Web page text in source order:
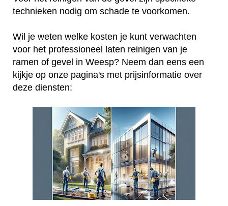
technieken nodig om schade te voorkomen.
Wil je weten welke kosten je kunt verwachten
voor het professioneel laten reinigen van je
ramen of gevel in Weesp? Neem dan eens een
kijkje op onze pagina's met prijsinformatie over
deze diensten: